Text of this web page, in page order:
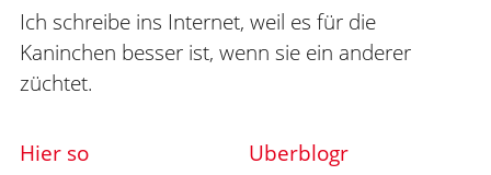
Ich schreibe ins Internet, weil es für die
Kaninchen besser ist, wenn sie ein anderer
züchtet.
Hier so Uberblogr